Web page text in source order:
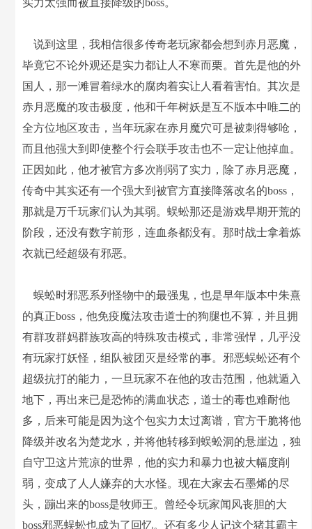
实力太强而被直接降级的boss。
说到这里，我相信很多传奇老玩家都会想到赤月恶魔，
毕竟它不论外观还是实力都让人不寒而栗。首先是他的外
国人，那一滩冒着绿水的腐肉着实让人看着害怕。其次是
赤月恶魔的攻击极度，他和千年树妖是互不版本中唯二的
全方位地区攻击，当年玩家在赤月魔穴可是被刺得够呛，
而且他强大到即使整个行会联手攻击也不一定让他掉血。
正因如此，他才被官方多次削弱了实力，除了赤月恶魔，
传奇中其实还有一个强大到被官方直接降落改名的boss，
那就是万千玩家们认为其弱。蜈蚣那还是游戏早期开荒的
阶段，还没有数字前形，连血条都没有。那时战士拿着炼
衣就已经超级有邪恶。
蜈蚣时邪恶系列怪物中的最强鬼，也是早年版本中朱熹
的真正boss，他免疫魔法攻击道士的狗腿也不算，并且拥
有群攻群妈群族攻高的特殊攻击模式，非常强悍，几乎没
有玩家打妖怪，组队被团灭是经常的事。邪恶蜈蚣还有个
超级抗打的能力，一旦玩家不在他的攻击范围，他就遁入
地下，再出来已是恐怖的满血状态，道士的毒也难耐他
多，后来可能是因为这个包实力太过离谱，官方干脆将他
降级并改名为楚龙水，并将他转移到蜈蚣洞的悬崖边，独
自守卫这片荒凉的世界，他的实力和暴力也被大幅度削
弱，变成了人人嫌弃的大水怪。现在大家去石墨烯的尽
头，蹦出来的boss是牧师王。曾经令玩家闻风丧胆的大
boss邪恶蜈蚣也成为了回忆。还有多少人记这个猪其霸主